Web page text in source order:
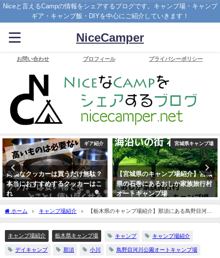
Niceと言えるCampの情報をシェアするブログです。キャンプ場・キャンプ
ギア・キャンプ飯・DIYを中心にご紹介していきます！
NiceCamper
お問い合わせ プロフィール プライバシーポリシー
宮城県キャンプ場
【宮城県のキャンプ場紹介】宮城
県の石巻にあるおしか家族旅行村
オートキャンプ場
初心者
【スキレット・ダッチオーブン】
キャンプで使う調理器具のお手入
れ方法
ホーム キャンプ場紹介
【栃木県のキャンプ場紹介】那須にある鳥野目河川
公園オートキャンプ場
キャンプ場紹介 栃木県キャンプ場 キャンプ キャンプ場紹介
デイキャンプ 那須 小川 鳥野目河川公園オートキャンプ場